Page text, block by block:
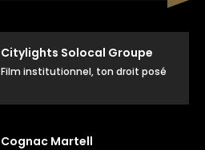
Citylights Solocal Groupe
Film institutionnel, ton droit posé
Cognac Martell